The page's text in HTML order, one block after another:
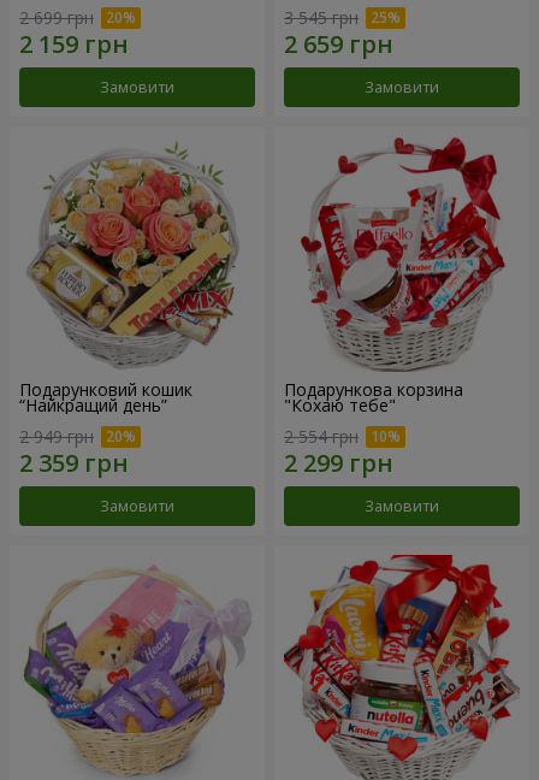
2 699 грн
Замовити
3 545 грн
Замовити
Подарунковий кошик
“Найкращий день”
2 949 грн
Замовити
Подарункова корзина
"Кохаю тебе"
2 554 грн
Замовити